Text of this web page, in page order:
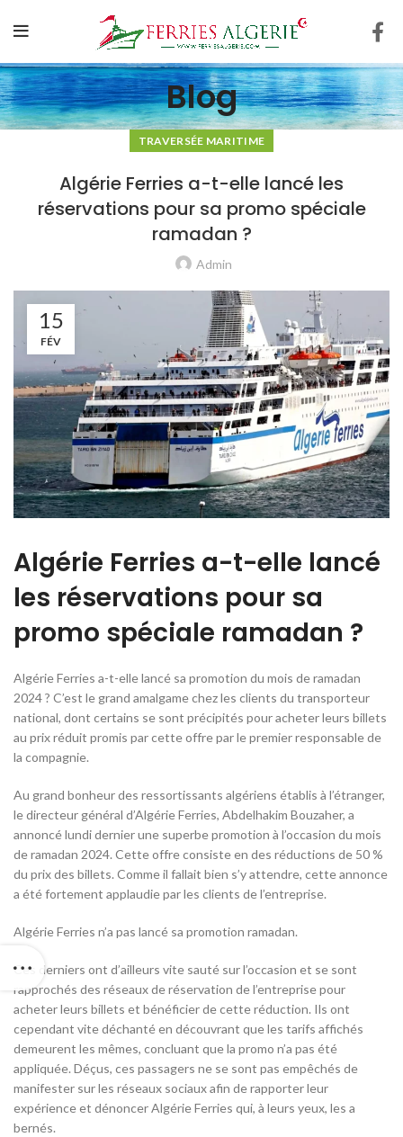
Blog
TRAVERSÉE MARITIME
Algérie Ferries a-t-elle lancé les
réservations pour sa promo spéciale
ramadan ?
Admin
15
FÉV
Algérie Ferries a-t-elle lancé
les réservations pour sa
promo spéciale ramadan ?
Algérie Ferries a-t-elle lancé sa promotion du mois de ramadan
2024 ? C’est le grand amalgame chez les clients du transporteur
national, dont certains se sont précipités pour acheter leurs billets
au prix réduit promis par cette offre par le premier responsable de
la compagnie.
Au grand bonheur des ressortissants algériens établis à l’étranger,
le directeur général d’Algérie Ferries, Abdelhakim Bouzaher, a
annoncé lundi dernier une superbe promotion à l’occasion du mois
de ramadan 2024. Cette offre consiste en des réductions de 50 %
du prix des billets. Comme il fallait bien s’y attendre, cette annonce
a été fortement applaudie par les clients de l’entreprise.
Algérie Ferries n’a pas lancé sa promotion ramadan.
Ces derniers ont d’ailleurs vite sauté sur l’occasion et se sont
rapprochés des réseaux de réservation de l’entreprise pour
acheter leurs billets et bénéficier de cette réduction. Ils ont
cependant vite déchanté en découvrant que les tarifs affichés
demeurent les mêmes, concluant que la promo n’a pas été
appliquée. Déçus, ces passagers ne se sont pas empêchés de
manifester sur les réseaux sociaux afin de rapporter leur
expérience et dénoncer Algérie Ferries qui, à leurs yeux, les a
bernés.